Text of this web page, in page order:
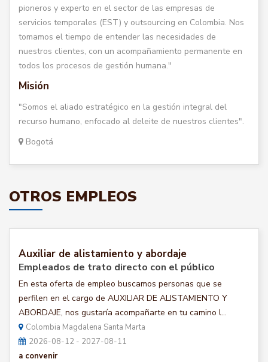
pioneros y experto en el sector de las empresas de
servicios temporales (EST) y outsourcing en Colombia. Nos
tomamos el tiempo de entender las necesidades de
nuestros clientes, con un acompañamiento permanente en
todos los procesos de gestión humana."
Misión
"Somos el aliado estratégico en la gestión integral del
recurso humano, enfocado al deleite de nuestros clientes".
Bogotá
OTROS EMPLEOS
Auxiliar de alistamiento y abordaje
Empleados de trato directo con el público
En esta oferta de empleo buscamos personas que se
perfilen en el cargo de AUXILIAR DE ALISTAMIENTO Y
ABORDAJE, nos gustaría acompañarte en tu camino l...
Colombia Magdalena Santa Marta
2026-08-12 - 2027-08-11
a convenir